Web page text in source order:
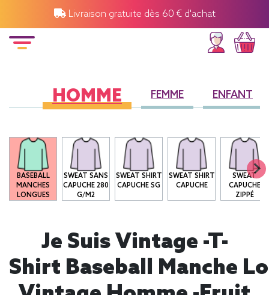
Livraison gratuite dès 60 € d'achat
HOMME FEMME ENFANT
BASEBALL
MANCHES
LONGUES
SWEAT SANS
CAPUCHE 280
G/M2
SWEAT SHIRT
CAPUCHE SG
SWEAT SHIRT
CAPUCHE
SWEAT
CAPUCHE
ZIPPÉ
Je Suis Vintage -T-
Shirt Baseball Manche